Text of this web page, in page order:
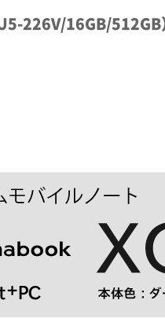
226V/16GB/512GB